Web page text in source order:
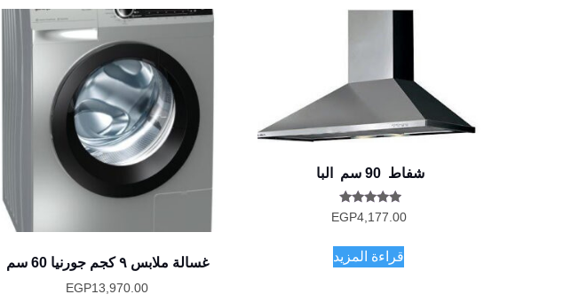
شفاط 90 سم البا
تم التقييم
5.00
EGP4,177.00
قراءة المزيد غسالة ملابس ٩ كجم جورنيا 60 سم
EGP13,970.00